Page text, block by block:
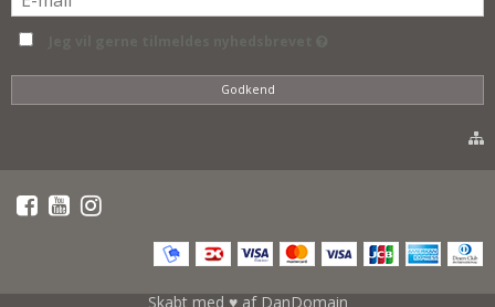
Godkend
Skabt med ♥ af DanDomain